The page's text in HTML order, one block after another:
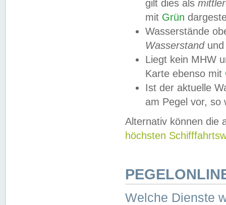
gilt dies als
mit Grün
Wasserstände
Wasserstandund
Liegt kein MHW
Karte ebenso mit
Ist der aktuelle
am Pegel vor,
Alternativ können die
höchsten
Welche Dienste